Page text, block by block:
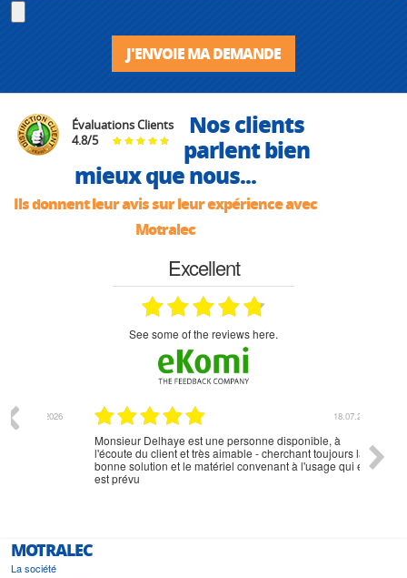
J'ENVOIE MA DEMANDE
Évaluations Clients
4.8/5
Nos clients
parlent bien
mieux que nous...
Ils donnent leur avis sur leur expérience avec
Motralec
Excellent
see some of the reviews here.
18.07.2026
Monsieur Delhaye est une personne disponible, à
l'écoute du client et très aimable - cherchant toujours la
bonne solution et le matériel convenant à l'usage qui en
est prévu
MOTRALEC
La société